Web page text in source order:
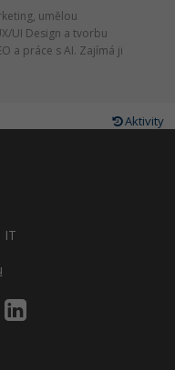
umělou
UI Design a tvorbu
a práce s AI. Zajímá ji
Aktivity
IT